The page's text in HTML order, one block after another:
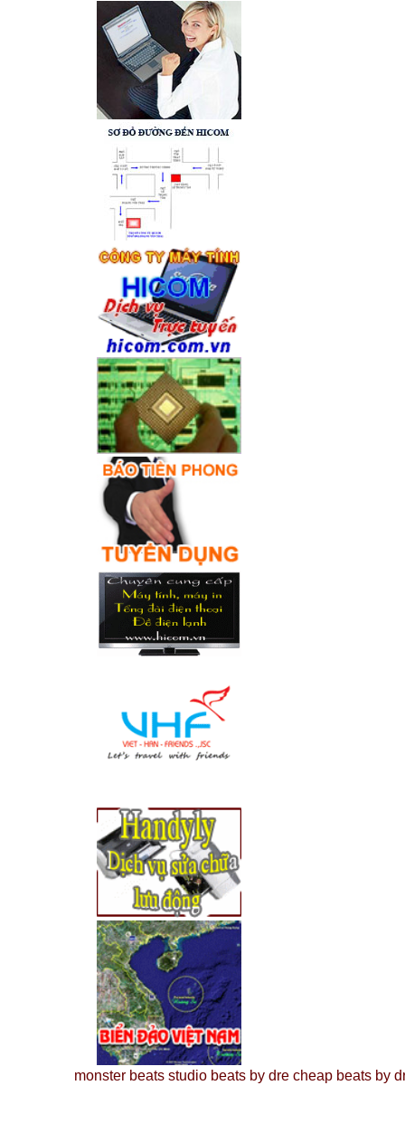
monster beats studio beats by dre cheap beats by